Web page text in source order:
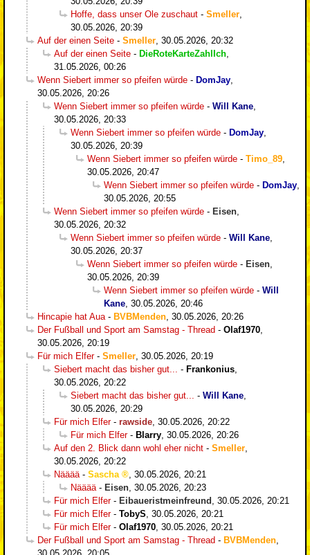
Hoffe, dass unser Ole zuschaut - Smeller
30.05.2026, 20:39
Auf der einen Seite - Smeller 30.05.2026, 20:32
Auf der einen Seite - DieRoteKarteZahlIch
31.05.2026, 00:26
Wenn Siebert immer so pfeifen würde - DomJay
30.05.2026, 20:26
Wenn Siebert immer so pfeifen würde - Will Kane
30.05.2026, 20:33
Wenn Siebert immer so pfeifen würde - DomJay
30.05.2026, 20:39
Wenn Siebert immer so pfeifen würde - Timo_89
30.05.2026, 20:47
Wenn Siebert immer so pfeifen würde - DomJay
30.05.2026, 20:55
Wenn Siebert immer so pfeifen würde - Eisen
30.05.2026, 20:32
Wenn Siebert immer so pfeifen würde - Will Kane
30.05.2026, 20:37
Wenn Siebert immer so pfeifen würde - Eisen
30.05.2026, 20:39
Wenn Siebert immer so pfeifen würde - Will
Kane 30.05.2026, 20:46
Hincapie hat Aua - BVBMenden 30.05.2026, 20:26
Der Fußball und Sport am Samstag - Thread - Olaf1970
30.05.2026, 20:19
Für mich Elfer- Smeller 30.05.2026, 20:19
Siebert macht das bisher gut...
- Frankonius
30.05.2026, 20:22
Siebert macht das bisher gut...
- Will Kane
30.05.2026, 20:29
Für mich Elfer- rawside 30.05.2026, 20:22
Für mich Elfer- Blarry 30.05.2026, 20:26
Auf den 2. Blick dann wohl eher nicht - Smeller
30.05.2026, 20:22
Nääää - Sascha
30.05.2026, 20:21
Nääää - Eisen 30.05.2026, 20:23
Für mich Elfer- Eibaueristmeinfreund
30.05.2026, 20:21
Für mich Elfer- TobyS 30.05.2026, 20:21
Für mich Elfer- Olaf1970 30.05.2026, 20:21
Der Fußball und Sport am Samstag - Thread - BVBMenden